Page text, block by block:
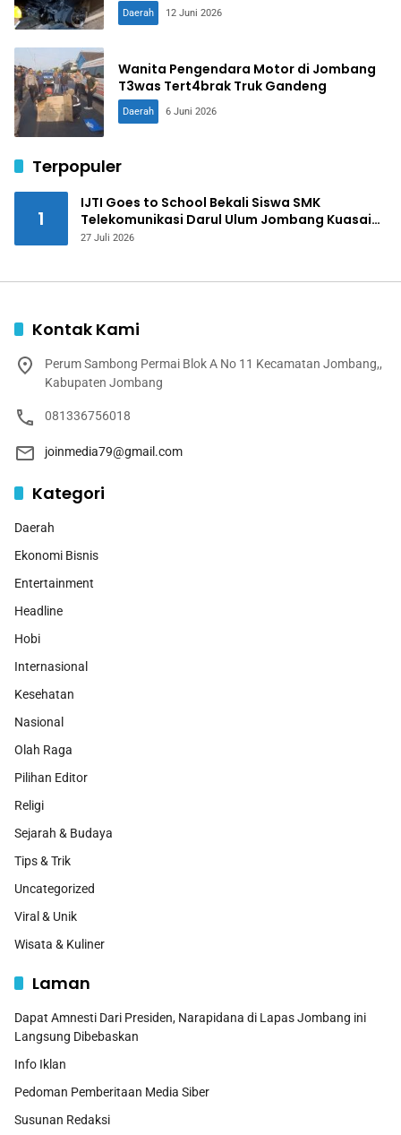
Daerah 12 Juni 2026
Wanita Pengendara Motor di Jombang
T3was Tert4brak Truk Gandeng
Daerah 6 Juni 2026
Terpopuler
1
IJTI Goes to School Bekali Siswa SMK
Telekomunikasi Darul Ulum Jombang Kuasai
Jurnalistik Digital
27 Juli 2026
Kontak Kami
Perum Sambong Permai Blok A No 11 Kecamatan Jombang,,
Kabupaten Jombang
081336756018
joinmedia79@gmail.com
Kategori
Daerah
Ekonomi Bisnis
Entertainment
Headline
Hobi
Internasional
Kesehatan
Nasional
Olah Raga
Pilihan Editor
Religi
Sejarah & Budaya
Tips & Trik
Uncategorized
Viral & Unik
Wisata & Kuliner
Laman
Dapat Amnesti Dari Presiden, Narapidana di Lapas Jombang ini
Langsung Dibebaskan
Info Iklan
Pedoman Pemberitaan Media Siber
Susunan Redaksi